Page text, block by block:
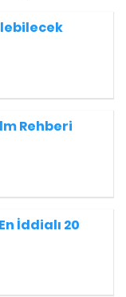
Rehberi
İddialı 20